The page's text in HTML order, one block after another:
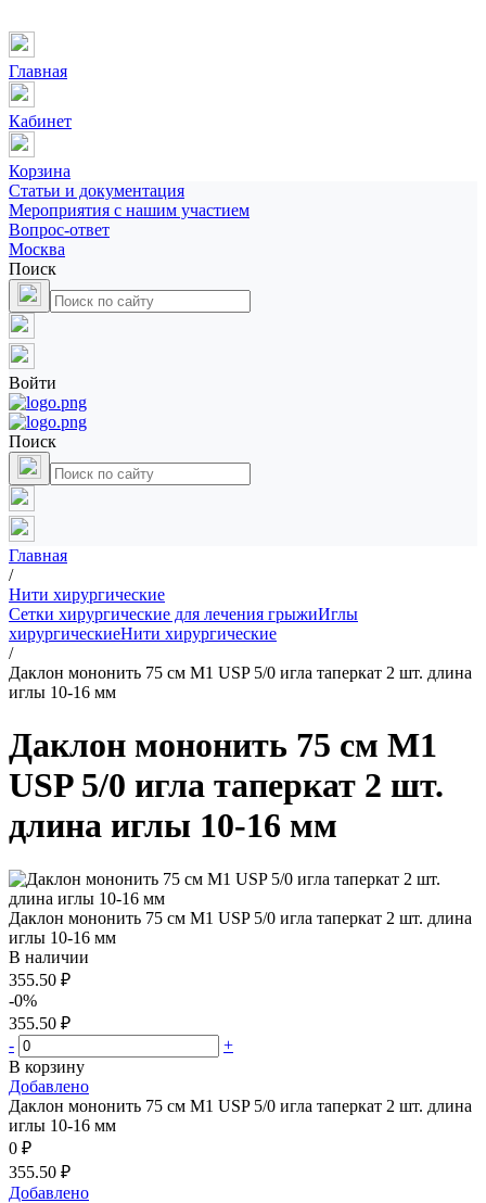
Главная
Кабинет
Корзина
Статьи и документация
Мероприятия с нашим участием
Вопрос-ответ
Москва
Поиск
Войти
Поиск
Главная
/
Нити хирургические
Сетки хирургические для лечения грыжиИглы
хирургическиеНити хирургические
/
Даклон мононить 75 см М1 USP 5/0 игла таперкат 2 шт. длина
иглы 10-16 мм
Даклон мононить 75 см М1
USP 5/0 игла таперкат 2 шт.
длина иглы 10-16 мм
Даклон мононить 75 см М1 USP 5/0 игла таперкат 2 шт. длина
иглы 10-16 мм
В наличии
355.50 ₽
-0%
355.50 ₽
-
+
В корзину
Добавлено
Даклон мононить 75 см М1 USP 5/0 игла таперкат 2 шт. длина
иглы 10-16 мм
0 ₽
355.50 ₽
Добавлено